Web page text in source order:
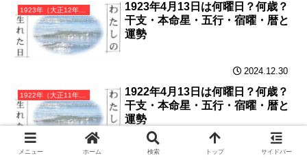
1923年（大正12年）癸亥（みずのとい）・亥年カレンダー（月曜はじまり）
1923年4月13日は何曜日？何歳？
干支・本命星・五行・宿曜・暦と
運勢
2024.12.30
1922年（大正11年）壬戌（みずのえいぬ）・戌年カレンダー（月曜はじまり）
1922年4月13日は何曜日？何歳？
干支・本命星・五行・宿曜・暦と
運勢
2024.12.29
メニュー ホーム 検索 トップ サイドバー